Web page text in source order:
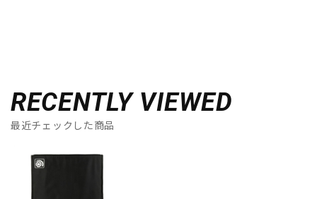
RECENTLY VIEWED
最近チェックした商品